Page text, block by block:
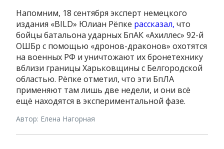
Напомним, 18 сентября эксперт немецкого
издания «BILD» Юлиан Рёпке рассказал, что
бойцы батальона ударных БпАК «Ахиллес» 92-й
ОШБр с помощью «дронов-драконов» охотятся
на военных РФ и уничтожают их бронетехнику
вблизи границы Харьковщины с Белгородской
областью. Рёпке отметил, что эти БпЛА
применяют там лишь две недели, и они всё
ещё находятся в экспериментальной фазе.
Автор: Елена Нагорная